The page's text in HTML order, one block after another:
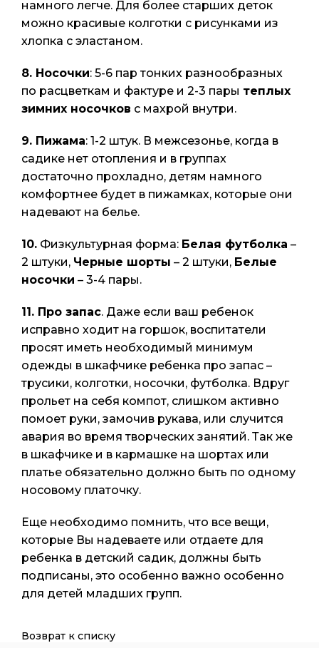
намного легче. Для более старших деток
можно красивые колготки с рисунками из
хлопка с эластаном.
8. Носочки: 5-6 пар тонких разнообразных
по расцветкам и фактуре и 2-3 пары теплых
зимних носочков с махрой внутри.
9. Пижама: 1-2 штук. В межсезонье, когда в
садике нет отопления и в группах
достаточно прохладно, детям намного
комфортнее будет в пижамках, которые они
надевают на белье.
10. Физкультурная форма: Белая футболка –
2 штуки, Черные шорты – 2 штуки, Белые
носочки – 3-4 пары.
11. Про запас. Даже если ваш ребенок
исправно ходит на горшок, воспитатели
просят иметь необходимый минимум
одежды в шкафчике ребенка про запас –
трусики, колготки, носочки, футболка. Вдруг
прольет на себя компот, слишком активно
помоет руки, замочив рукава, или случится
авария во время творческих занятий. Так же
в шкафчике и в кармашке на шортах или
платье обязательно должно быть по одному
носовому платочку.
Еще необходимо помнить, что все вещи,
которые Вы надеваете или отдаете для
ребенка в детский садик, должны быть
подписаны, это особенно важно особенно
для детей младших групп.
Возврат к списку